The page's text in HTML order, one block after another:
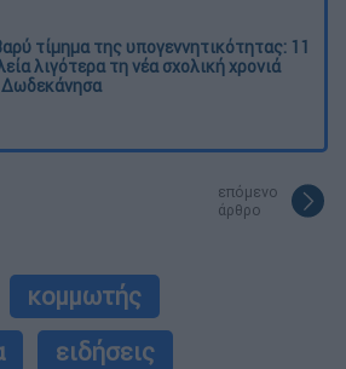
τίμημα της υπογεννητικότητας: 11
λιγότερα τη νέα σχολική χρονιά
επόμενο
άρθρο
κομμωτής
ειδήσεις